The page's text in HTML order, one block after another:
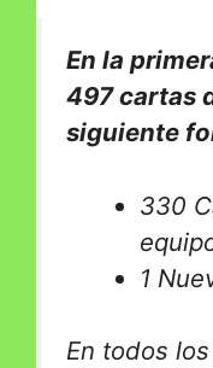
En la
497 cartas
siguiente
330
1
En todos